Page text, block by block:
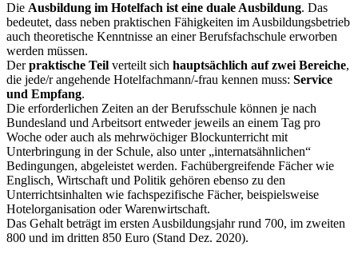
Die Ausbildung im Hotelfach ist eine duale Ausbildung. Das
bedeutet, dass neben praktischen Fähigkeiten im Ausbildungsbetrieb
auch theoretische Kenntnisse an einer Berufsfachschule erworben
werden müssen.
Derpraktische Teil verteilt sich hauptsächlich auf zwei Bereiche,
die jede/r angehende Hotelfachmann/-frau kennen muss: Service
und Empfang.
Die erforderlichen Zeiten an der Berufsschule können je nach
Bundesland und Arbeitsort entweder jeweils an einem Tag pro
Woche oder auch als mehrwöchiger Blockunterricht mit
Unterbringung in der Schule, also unter „internatsähnlichen“
Bedingungen, abgeleistet werden. Fachübergreifende Fächer wie
Englisch, Wirtschaft und Politik gehören ebenso zu den
Unterrichtsinhalten wie fachspezifische Fächer, beispielsweise
Hotelorganisation oder Warenwirtschaft.
Das Gehalt beträgt im ersten Ausbildungsjahr rund 700, im zweiten
800 und im dritten 850 Euro (Stand Dez. 2020).